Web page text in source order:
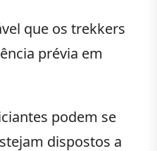
que os trekkers
prévia em
podem se
dispostos a